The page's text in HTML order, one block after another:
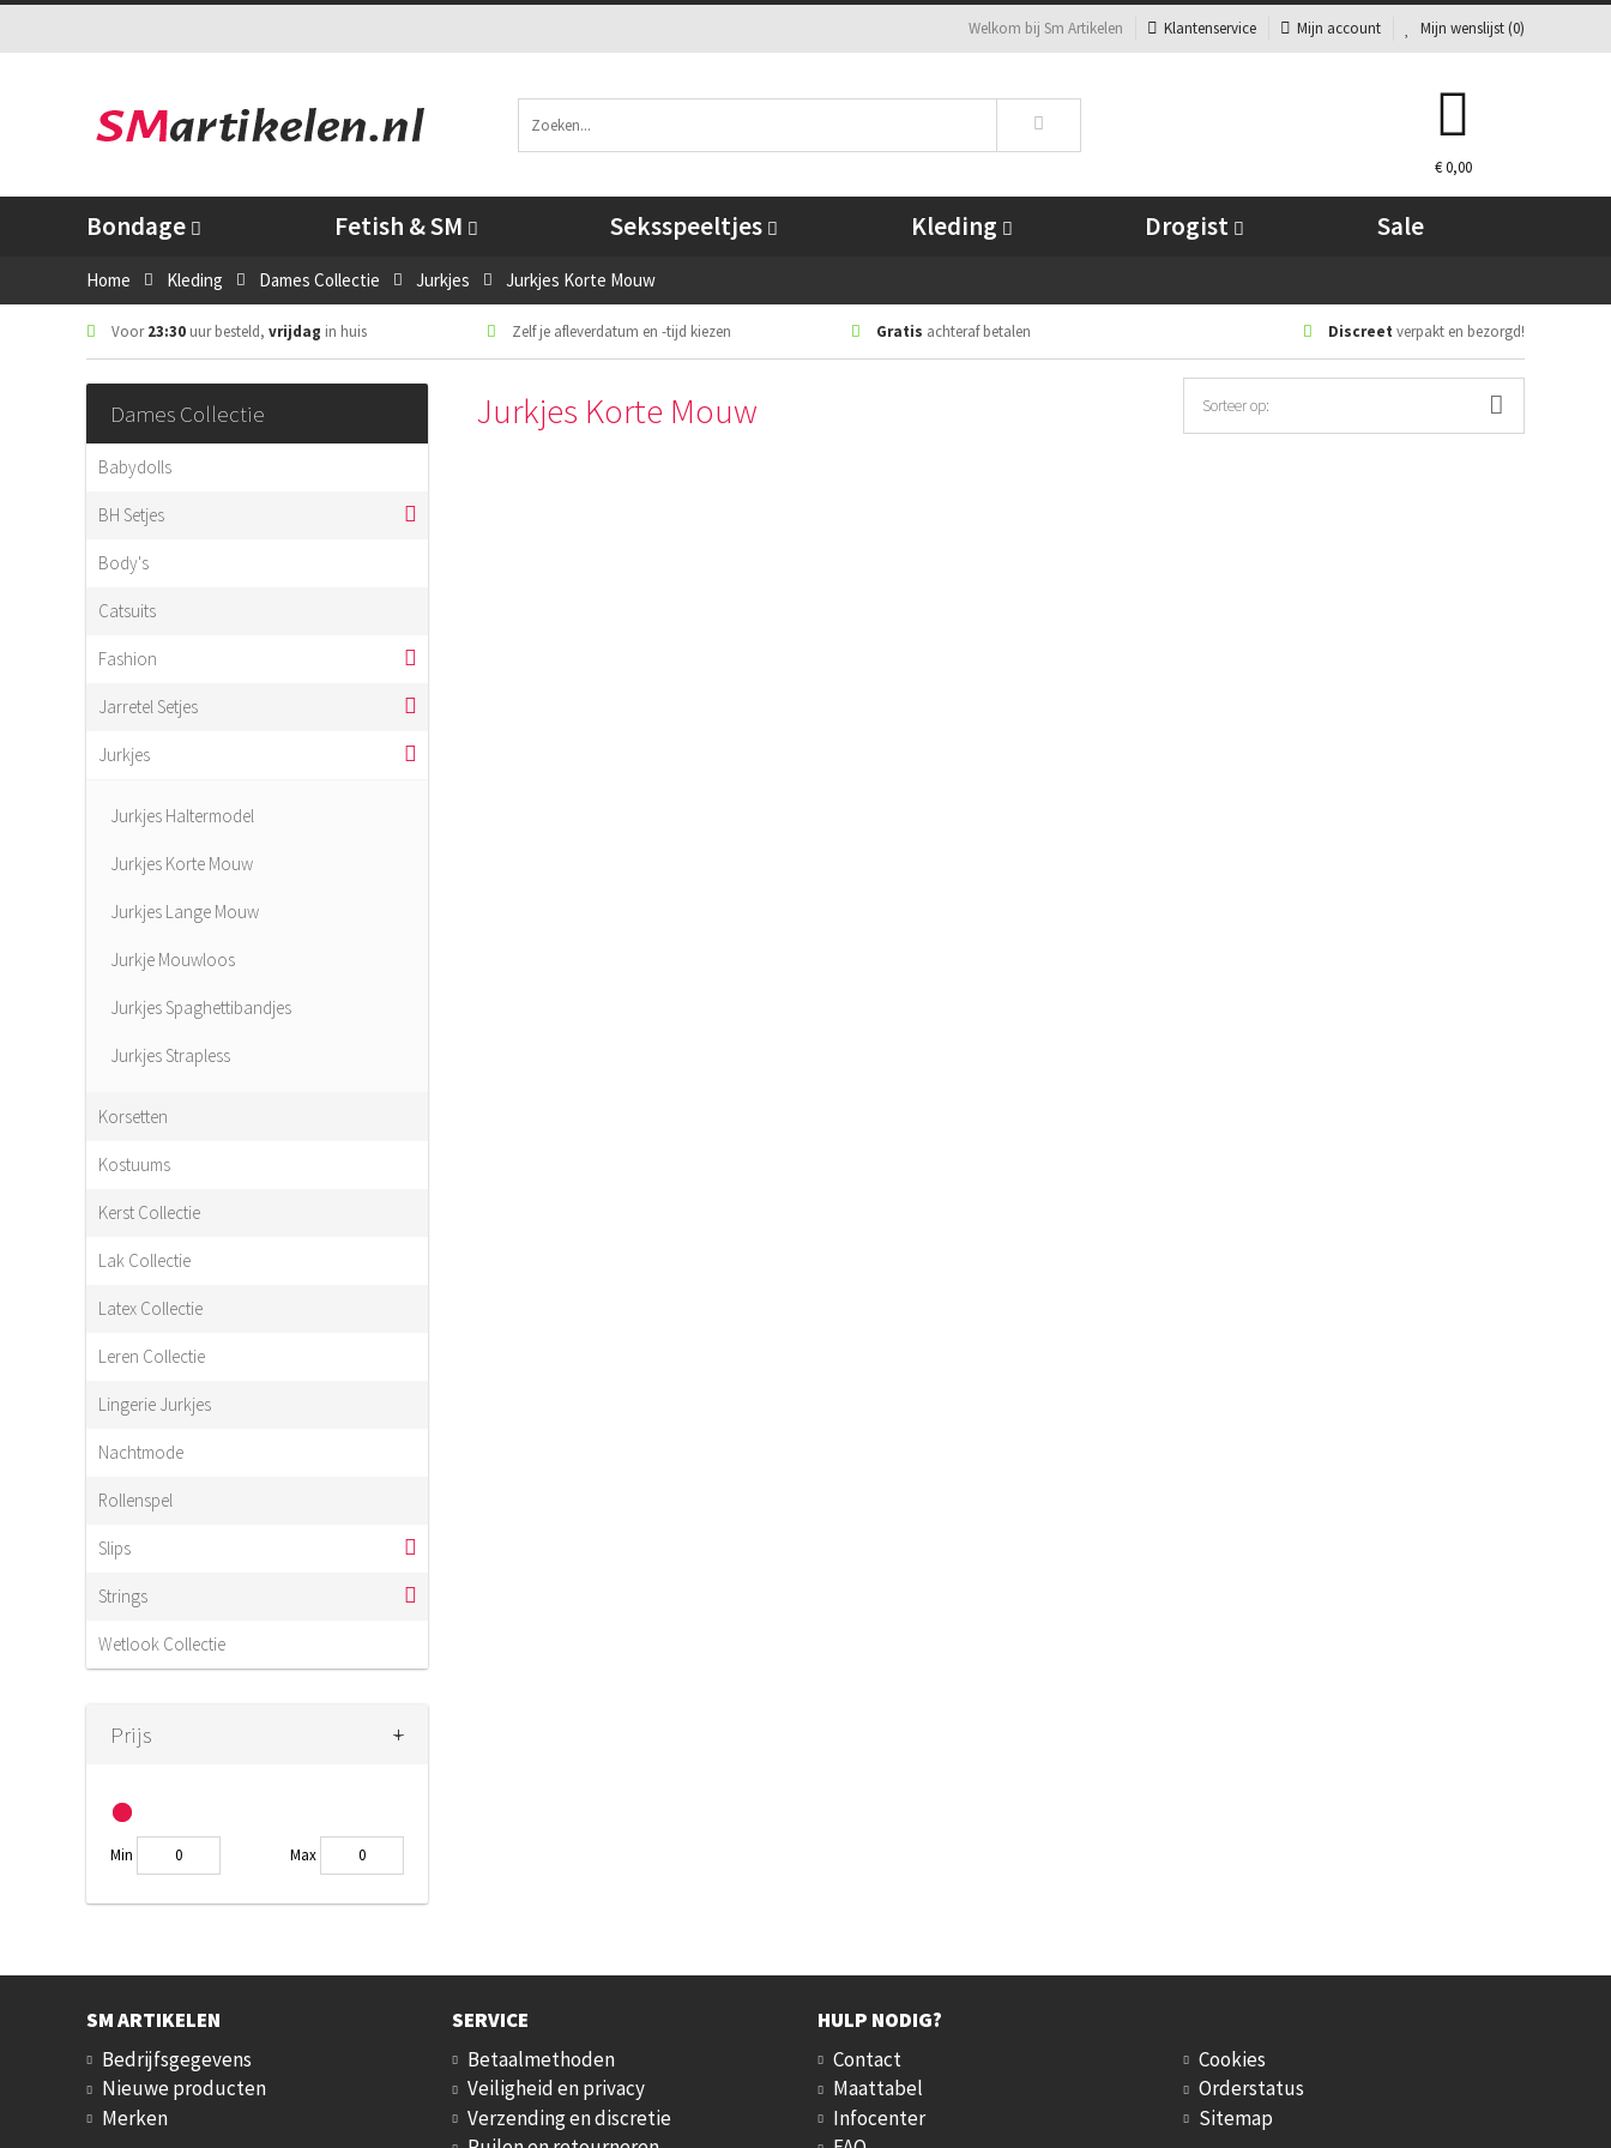
Welkom bij Sm Artikelen Klantenservice Mijn account Mijn wenslijst (0)
€ 0,00
Bondage Fetish & SM Seksspeeltjes Kleding Drogist Sale
Home Kleding Dames Collectie Jurkjes Jurkjes Korte Mouw
Voor23:30 uur besteld, vrijdag in huis Zelf je afleverdatum en -tijd kiezen Gratis achteraf betalen Discreet verpakt en bezorgd!
Dames Collectie
Babydolls
BH Setjes
Body's
Catsuits
Fashion
Jarretel Setjes
Jurkjes
Jurkjes Haltermodel
Jurkjes Korte Mouw
Jurkjes Lange Mouw
Jurkje Mouwloos
Jurkjes Spaghettibandjes
Jurkjes Strapless
Korsetten
Kostuums
Kerst Collectie
Lak Collectie
Latex Collectie
Leren Collectie
Lingerie Jurkjes
Nachtmode
Rollenspel
Slips
Strings
Wetlook Collectie
Prijs -
+
Min Max
Jurkjes Korte Mouw Sorteer op:
SM ARTIKELEN
Bedrijfsgegevens
Nieuwe producten
Merken
SERVICE
Betaalmethoden
Veiligheid en privacy
Verzending en discretie
HULP NODIG?
Contact
Maattabel
Infocenter
Cookies
Orderstatus
Sitemap